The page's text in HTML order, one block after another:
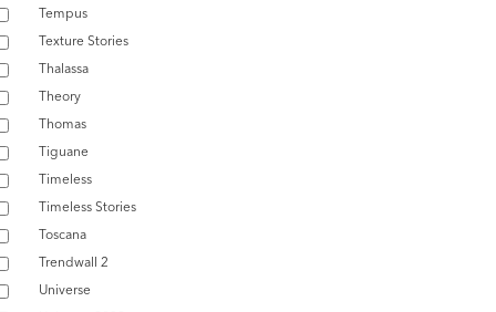
Tempus
Texture Stories
Thalassa
Theory
Thomas
Tiguane
Timeless
Timeless Stories
Toscana
Trendwall 2
Universe